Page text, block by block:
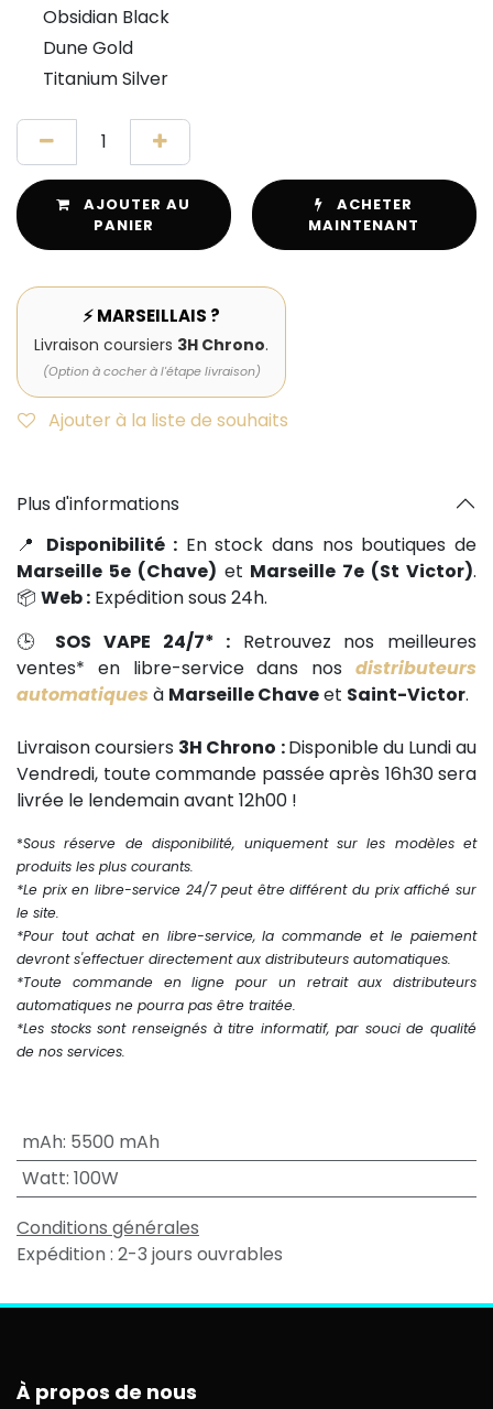
Obsidian Black
Dune Gold
Titanium Silver
AJOUTER AU
PANIER
ACHETER
MAINTENANT
⚡ MARSEILLAIS ?
Livraison coursiers 3H Chrono.
(Option à cocher à l'étape livraison)
Ajouter à la liste de souhaits
Plus d'informations
📍 Disponibilité : En stock dans nos boutiques de
Marseille 5e (Chave) et Marseille 7e (St Victor).
📦 Web : Expédition sous 24h.
🕒 SOS VAPE 24/7* : Retrouvez nos meilleures
ventes* en libre-service dans nos distributeurs
automatiques à Marseille Chaveet Saint-Victor.
Livraison coursiers 3H Chrono :Disponible du Lundi au
Vendredi, toute commande passée après 16h30 sera
livrée le lendemain avant 12h00 !
*Sous réserve de disponibilité, uniquement sur les modèles et
produits les plus courants.
*Le prix en libre-service 24/7 peut être différent du prix affiché sur
le site.
*Pour tout achat en libre-service, la commande et le paiement
devront s'effectuer directement aux distributeurs automatiques.
*Toute commande en ligne pour un retrait aux distributeurs
automatiques ne pourra pas être traitée.
*Les stocks sont renseignés à titre informatif, par souci de qualité
de nos services.
mAh: 5500 mAh
Watt: 100W
Conditions générales
Expédition : 2-3 jours ouvrables
À propos de nous